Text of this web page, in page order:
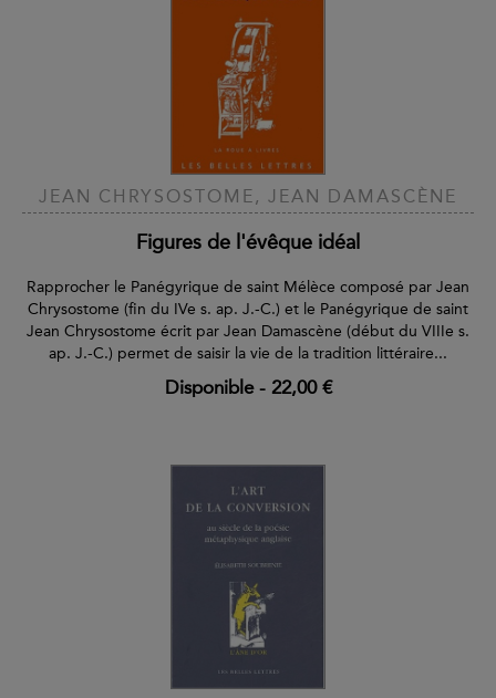
JEAN CHRYSOSTOME, JEAN DAMASCÈNE
Figures de l'évêque idéal
Rapprocher le Panégyrique de saint Mélèce composé par Jean
Chrysostome (fin du IVe s. ap. J.-C.) et le Panégyrique de saint
Jean Chrysostome écrit par Jean Damascène (début du VIIIe s.
ap. J.-C.) permet de saisir la vie de la tradition littéraire...
Disponible- 22,00 €